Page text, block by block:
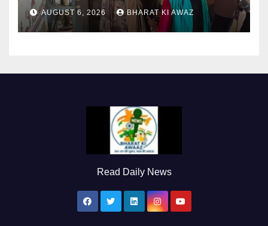
AUGUST 6, 2026 BHARAT KI AWAZ
Read Daily News